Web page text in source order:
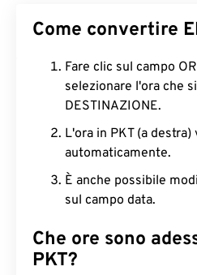
Come convertire
Fare clic sul campo
selezionare l'ora che
DESTINAZIONE.
L'ora in PKT (a
automaticamente.
È anche possibile
sul campo data.
Che ore sono
PKT?